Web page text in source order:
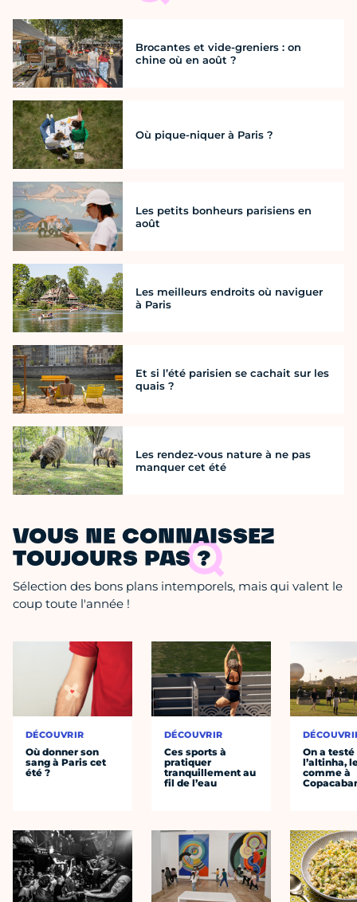
Brocantes et vide-greniers : on
chine où en août ?
Où pique-niquer à Paris ?
Les petits bonheurs parisiens en
août
Les meilleurs endroits où naviguer
à Paris
Et si l’été parisien se cachait sur les
quais ?
Les rendez-vous nature à ne pas
manquer cet été
VOUS NE CONNAISSEZ
TOUJOURS PAS ?
Sélection des bons plans intemporels, mais qui valent le
coup toute l'année !
DÉCOUVRIR
Où donner son
sang à Paris cet
été ?
DÉCOUVRIR
Ces sports à
pratiquer
tranquillement au
fil de l’eau
On a testé
l’altinha,
comme à